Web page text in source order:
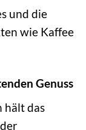
und die
wie Kaffee
Genuss
hält das